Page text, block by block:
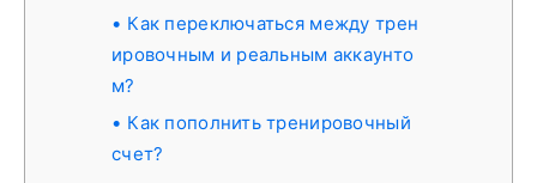
Как переключаться между трен
ировочным и реальным аккаунто
м?
Как пополнить тренировочный
счет?